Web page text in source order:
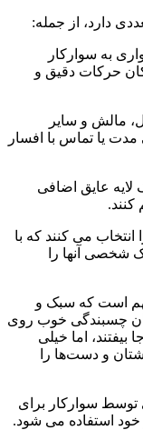
دارد، از جمله:
به سوارکار
حرکات دقیق و
مالش و سایر
یا تماس با افسار
عایق اضافی
می کنند که با
شخصی آنها را
است که سبک و
چسبندگی خوب روی
اما خیلی
و دست‌ها را
سوارکار برای
استفاده می شود.